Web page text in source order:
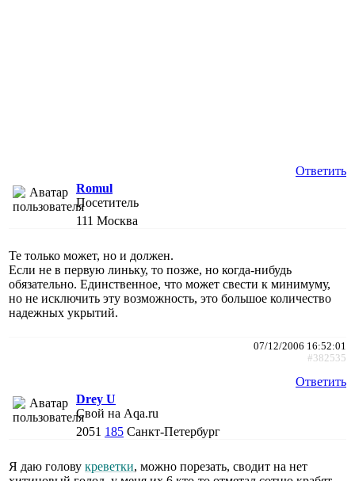
Ответить
Romul
Посетитель
111 Москва
Те только может, но и должен.
Если не в первую линьку, то позже, но когда-нибудь
обязательно. Единственное, что может свести к минимуму,
но не исключить эту возможность, это большое количество
надежных укрытий.
07/12/2006 16:52:01
#382535
Ответить
Drey U
Свой на Aqa.ru
2051 185 Санкт-Петербург
Я даю голову креветки, можно порезать, сводит на нет